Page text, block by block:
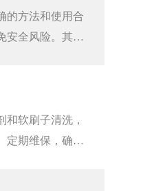
的方法和使用合
安全风险。其次
软刷子清洗，
定期维保，确保